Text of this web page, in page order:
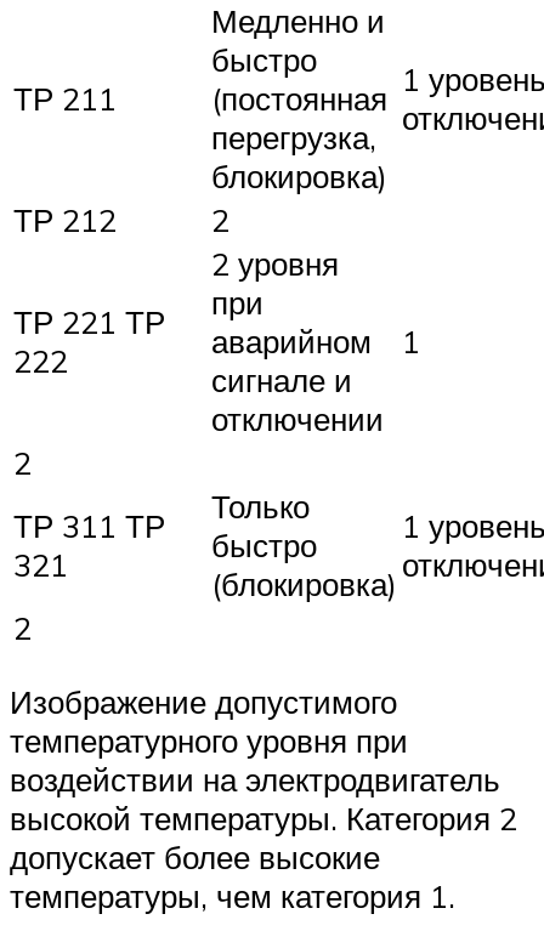
ТР 211
Медленно и
быстро
(постоянная
перегрузка,
блокировка)
1
ТР 212 2
ТР 221 ТР
222
2 уровня
при
аварийном
сигнале и
отключении
1
2
ТР 311 ТР
321
Только
быстро
(блокировка)
1
2
Изображение допустимого
температурного уровня при
воздействии на электродвигатель
высокой температуры. Категория 2
допускает более высокие
температуры, чем категория 1.